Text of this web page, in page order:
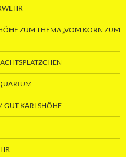
ZUM THEMA „VOM KORN ZUM
GUT KARLSHÖHE